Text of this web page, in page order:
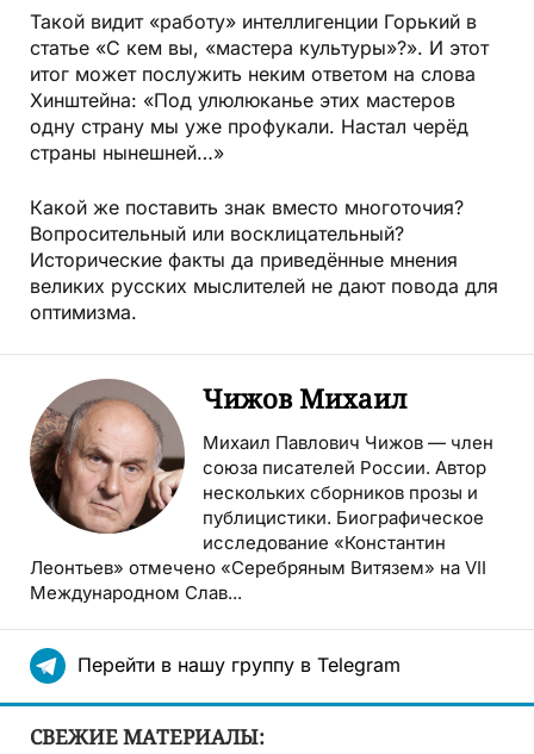
Такой видит «работу» интеллигенции Горький в
статье «С кем вы, «мастера культуры»?». И этот
итог может послужить неким ответом на слова
Хинштейна: «Под улюлюканье этих мастеров
одну страну мы уже профукали. Настал черёд
страны нынешней…»
Какой же поставить знак вместо многоточия?
Вопросительный или восклицательный?
Исторические факты да приведённые мнения
великих русских мыслителей не дают повода для
оптимизма.
Чижов Михаил
Михаил Павлович Чижов — член
союза писателей России. Автор
нескольких сборников прозы и
публицистики. Биографическое
исследование «Константин
Леонтьев» отмечено «Серебряным Витязем» на VII
Международном Слав...
Перейти в нашу группу в Telegram
СВЕЖИЕ МАТЕРИАЛЫ: